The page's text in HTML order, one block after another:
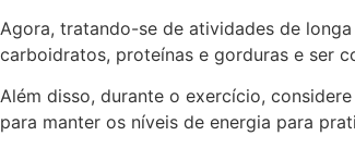
Agora, tratando-se de atividades de
carboidratos, proteínas e gorduras e ser
Além disso, durante o exercício,
para manter os níveis de energia para